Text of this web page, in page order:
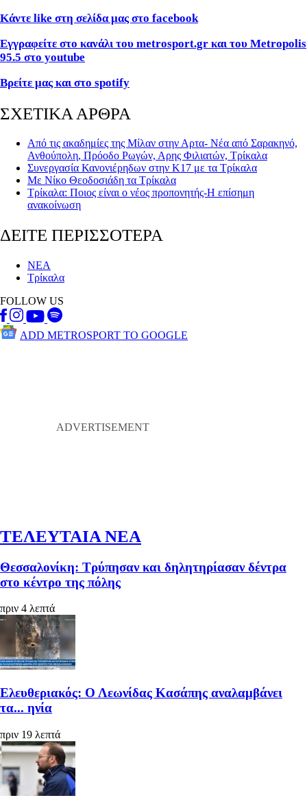
Κάντε like στη σελίδα μας στο facebook
Εγγραφείτε στο κανάλι του metrosport.gr και του Metropolis
95.5 στο youtube
Βρείτε μας και στο spotify
ΣΧΕΤΙΚΑ ΑΡΘΡΑ
Από τις ακαδημίες της Μίλαν στην Αρτα- Νέα από Σαρακηνό,
Ανθούπολη, Πρόοδο Ρωγών, Αρης Φιλιατών, Τρίκαλα
Συνεργασία Κανονιέρηδων στην Κ17 με τα Τρίκαλα
Με Νίκο Θεοδοσιάδη τα Τρίκαλα
Τρίκαλα: Ποιος είναι ο νέος προπονητής-Η επίσημη
ανακοίνωση
ΔΕΙΤΕ ΠΕΡΙΣΣΟΤΕΡΑ
ΝΕΑ
Τρίκαλα
FOLLOW US
ADD METROSPORT TO GOOGLE
ΤΕΛΕΥΤΑΙΑ ΝΕΑ
Θεσσαλονίκη: Τρύπησαν και δηλητηρίασαν δέντρα
στο κέντρο της πόλης
πριν 4 λεπτά
Ελευθεριακός: Ο Λεωνίδας Κασάπης αναλαμβάνει
τα... ηνία
πριν 19 λεπτά